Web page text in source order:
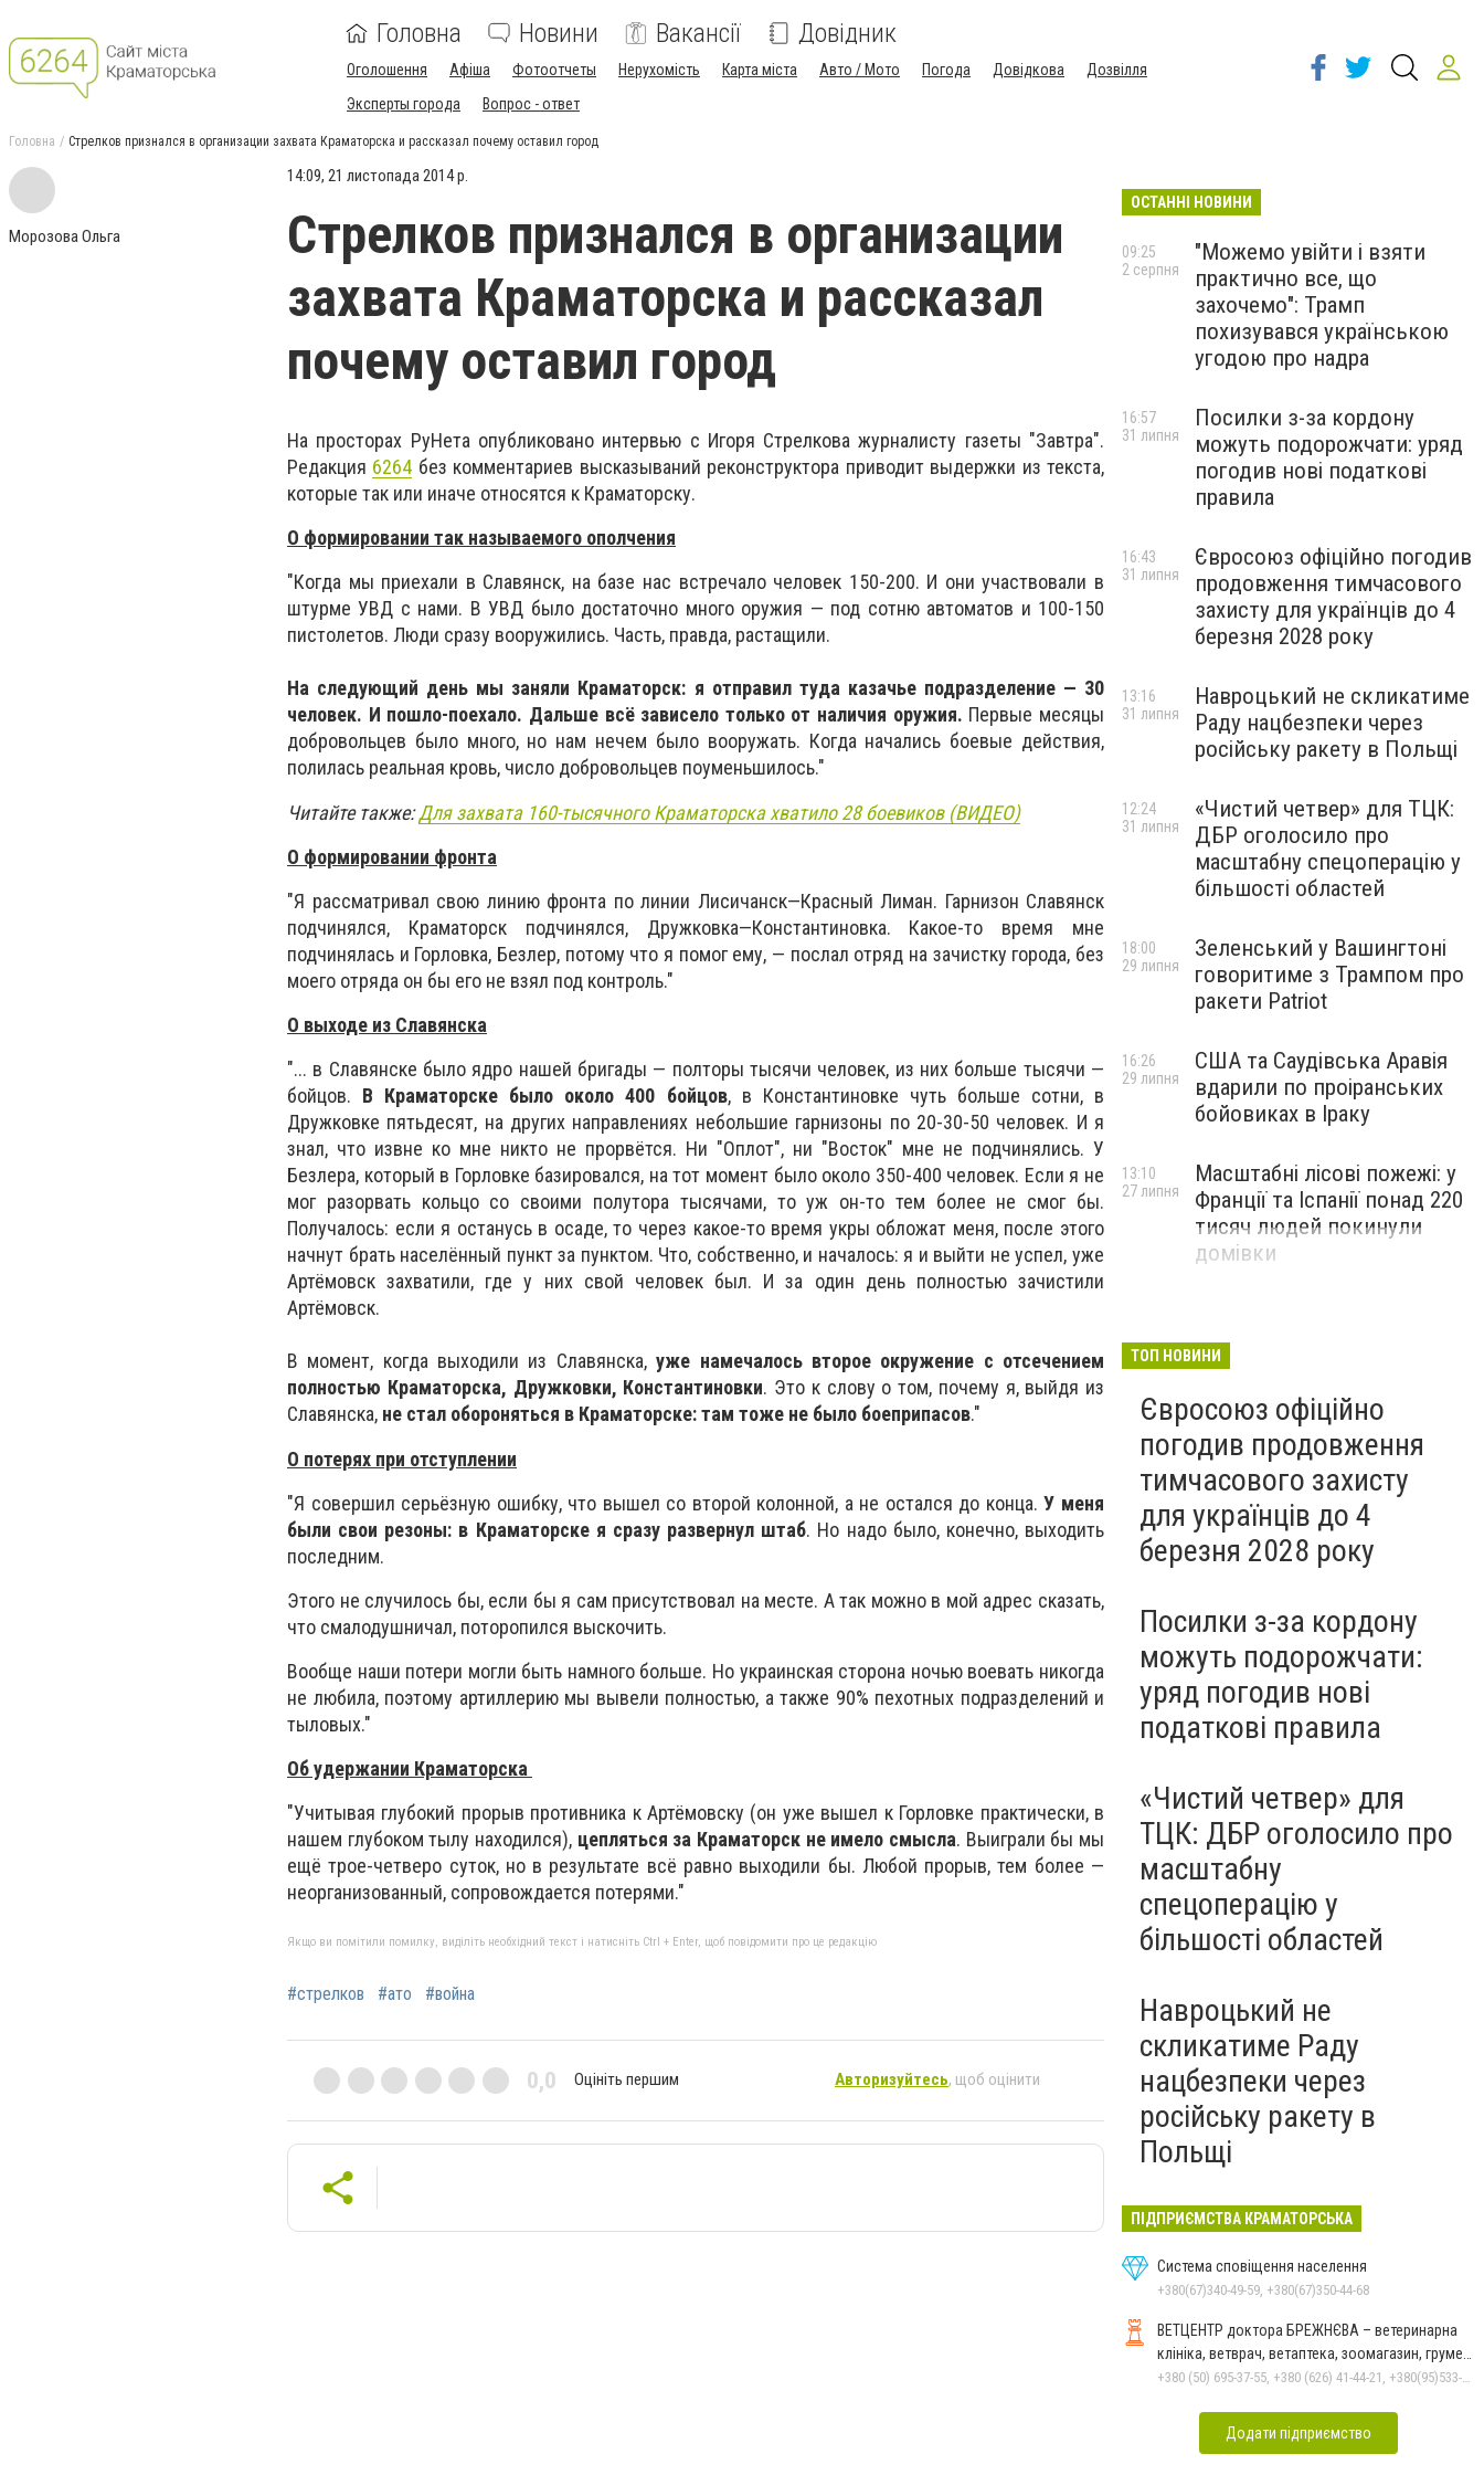
Головна Новини Вакансії Довідник
Оголошення Афіша Фотоотчеты Нерухомість Карта міста Авто / Мото Погода Довідкова
Дозвілля
Эксперты города
Вопрос - ответ
Головна Стрелков признался в организации захвата Краматорска и рассказал почему оставил город
Морозова Ольга
14:09, 21 листопада 2014 р.
Стрелков признался в организации
захвата Краматорска и рассказал
почему оставил город
На просторах РуНета опубликовано интервью с Игоря Стрелкова журналисту газеты "Завтра".
Редакция 6264 без комментариев высказываний реконструктора приводит выдержки из текста,
которые так или иначе относятся к Краматорску.
О формировании так называемого ополчения
"Когда мы приехали в Славянск, на базе нас встречало человек 150-200. И они участвовали в
штурме УВД с нами. В УВД было достаточно много оружия — под сотню автоматов и 100-150
пистолетов. Люди сразу вооружились. Часть, правда, растащили.
На следующий день мы заняли Краматорск: я отправил туда казачье подразделение — 30
человек. И пошло-поехало. Дальше всё зависело только от наличия оружия. Первые месяцы
добровольцев было много, но нам нечем было вооружать. Когда начались боевые действия,
полилась реальная кровь, число добровольцев поуменьшилось."
Читайте также:Для захвата 160-тысячного Краматорска хватило 28 боевиков (ВИДЕО)
О формировании фронта
"Я рассматривал свою линию фронта по линии Лисичанск—Красный Лиман. Гарнизон Славянск
подчинялся, Краматорск подчинялся, Дружковка—Константиновка. Какое-то время мне
подчинялась и Горловка, Безлер, потому что я помог ему, — послал отряд на зачистку города, без
моего отряда он бы его не взял под контроль."
О выходе из Славянска
"... в Славянске было ядро нашей бригады — полторы тысячи человек, из них больше тысячи —
бойцов. В Краматорске было около 400 бойцов, в Константиновке чуть больше сотни, в
Дружковке пятьдесят, на других направлениях небольшие гарнизоны по 20-30-50 человек. И я
знал, что извне ко мне никто не прорвётся. Ни "Оплот", ни "Восток" мне не подчинялись. У
Безлера, который в Горловке базировался, на тот момент было около 350-400 человек. Если я не
мог разорвать кольцо со своими полутора тысячами, то уж он-то тем более не смог бы.
Получалось: если я останусь в осаде, то через какое-то время укры обложат меня, после этого
начнут брать населённый пункт за пунктом. Что, собственно, и началось: я и выйти не успел, уже
Артёмовск захватили, где у них свой человек был. И за один день полностью зачистили
Артёмовск.
В момент, когда выходили из Славянска,уже намечалось второе окружение с отсечением
полностью Краматорска, Дружковки, Константиновки. Это к слову о том, почему я, выйдя из
Славянска, не стал обороняться в Краматорске: там тоже не было боеприпасов."
О потерях при отступлении
"Я совершил серьёзную ошибку, что вышел со второй колонной, а не остался до конца.У меня
были свои резоны: в Краматорске я сразу развернул штаб. Но надо было, конечно, выходить
последним.
Этого не случилось бы, если бы я сам присутствовал на месте. А так можно в мой адрес сказать,
что смалодушничал, поторопился выскочить.
Вообще наши потери могли быть намного больше. Но украинская сторона ночью воевать никогда
не любила, поэтому артиллерию мы вывели полностью, а также 90% пехотных подразделений и
тыловых."
Об удержании Краматорска
"Учитывая глубокий прорыв противника к Артёмовску (он уже вышел к Горловке практически, в
нашем глубоком тылу находился), цепляться за Краматорск не имело смысла. Выиграли бы мы
ещё трое-четверо суток, но в результате всё равно выходили бы. Любой прорыв, тем более —
неорганизованный, сопровождается потерями."
Якщо ви помітили помилку, виділіть необхідний текст і натисніть Ctrl + Enter, щоб повідомити про це редакцію
#стрелков #ато #война
0,0 Оцініть першим Авторизуйтесь, щоб оцінити
ОСТАННІ НОВИНИ
"Можемо увійти і взяти
практично все, що
захочемо": Трамп
похизувався українською
угодою про надра
09:25
2 серпня
Посилки з-за кордону
можуть подорожчати: уряд
погодив нові податкові
правила
16:57
31 липня
Євросоюз офіційно погодив
продовження тимчасового
захисту для українців до 4
березня 2028 року
16:43
31 липня
Навроцький не скликатиме
Раду нацбезпеки через
російську ракету в Польщі
13:16
31 липня
«Чистий четвер» для ТЦК:
ДБР оголосило про
масштабну спецоперацію у
більшості областей
12:24
31 липня
Зеленський у Вашингтоні
говоритиме з Трампом про
ракети Patriot
18:00
29 липня
США та Саудівська Аравія
вдарили по проіранських
бойовиках в Іраку
16:26
29 липня
Масштабні лісові пожежі: у
Франції та Іспанії понад 220
тисяч людей покинули
домівки
13:10
27 липня
ТОП НОВИНИ
Євросоюз офіційно
погодив продовження
тимчасового захисту
для українців до 4
березня 2028 року
Посилки з-за кордону
можуть подорожчати:
уряд погодив нові
податкові правила
«Чистий четвер» для
ТЦК: ДБР оголосило про
масштабну
спецоперацію у
більшості областей
Навроцький не
скликатиме Раду
нацбезпеки через
російську ракету в
Польщі
ПІДПРИЄМСТВА КРАМАТОРСЬКА
Система сповіщення населення
+380(67)340-49-59, +380(67)350-44-68
ВЕТЦЕНТР доктора БРЕЖНЄВА – ветеринарна
клініка, ветврач, ветаптека, зоомагазин, грумер,
стрижки.
+380 (50) 695-37-55, +380 (626) 41-44-21, +380(95)533-90-03
Додати підприємство